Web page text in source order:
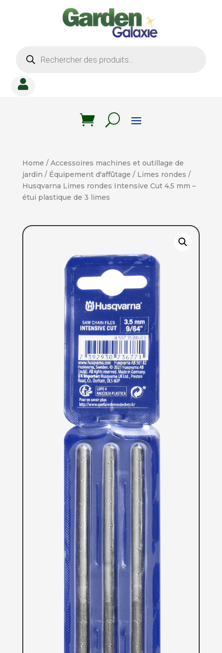
produits

Home / Accessoires machines et outillage de
jardin / Équipement d'affûtage / Limes rondes /
Husqvarna Limes rondes Intensive Cut 4.5 mm –
étui plastique de 3 limes